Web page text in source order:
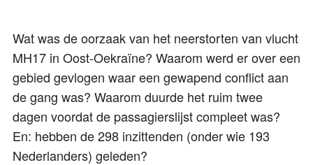
Wat was de oorzaak van het neerstorten van vlucht
MH17 in Oost-Oekraïne? Waarom werd er over een
gebied gevlogen waar een gewapend conflict aan
de gang was? Waarom duurde het ruim twee
dagen voordat de passagierslijst compleet was?
En: hebben de 298 inzittenden (onder wie 193
Nederlanders) geleden?